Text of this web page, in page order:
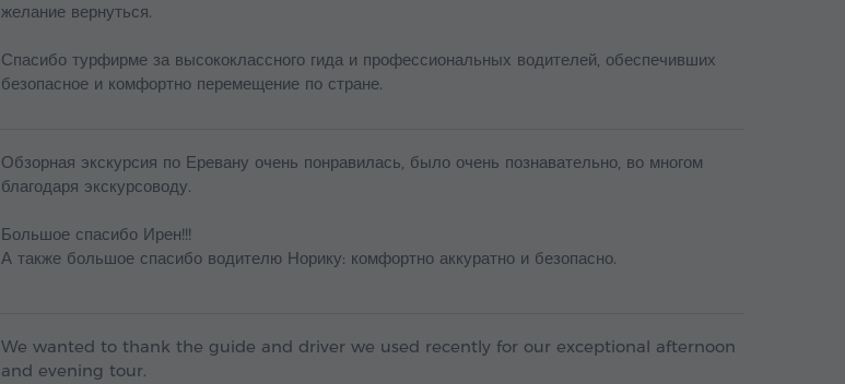
желание вернуться.
Спасибо турфирме за высококлассного гида и профессиональных водителей, обеспечивших
безопасное и комфортно перемещение по стране.
Обзорная экскурсия по Еревану очень понравилась, было очень познавательно, во многом
благодаря экскурсоводу.
Большое спасибо Ирен!!!
А также большое спасибо водителю Норику: комфортно аккуратно и безопасно.
We wanted to thank the guide and driver we used recently for our exceptional afternoon
and evening tour.